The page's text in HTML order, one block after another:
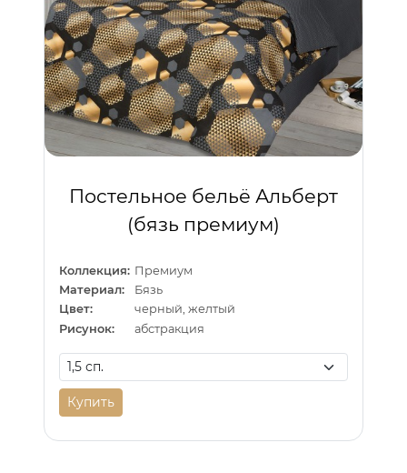
Постельное бельё Альберт
(бязь премиум)
Коллекция: Премиум
Материал:
Бязь
Цвет:
черный, желтый
Рисунок:
абстракция
Купить